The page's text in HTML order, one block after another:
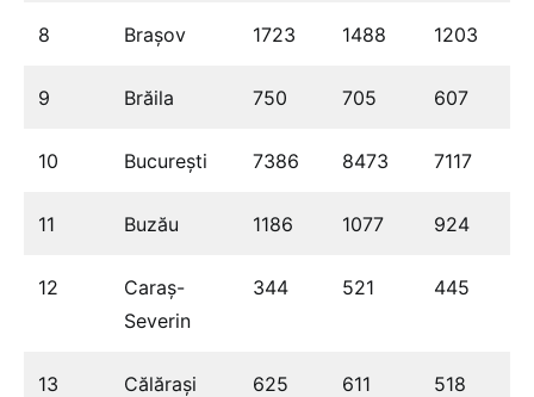
8 Brașov 1723 1488 1203
9 Brăila 750 705 607
10 București 7386 8473 7117
11 Buzău 1186 1077 924
12
Caraș-
Severin
344 521 445
13 Călărași 625 611 518